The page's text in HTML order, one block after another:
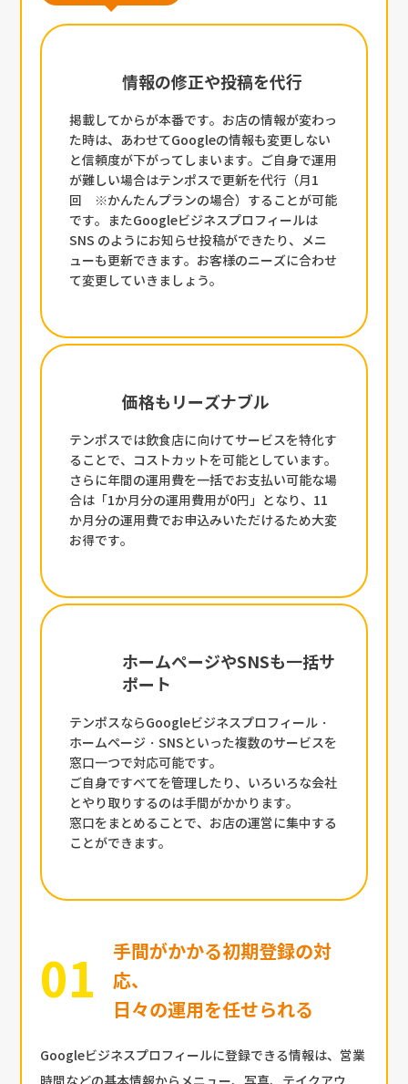
情報の修正や投稿を代行
掲載してからが本番です。お店の情報が変わっ
た時は、あわせてGoogleの情報も変更しない
と信頼度が下がってしまいます。ご自身で運用
が難しい場合はテンポスで更新を代行（月1
回 ※かんたんプランの場合）することが可能
です。またGoogleビジネスプロフィールは
SNS のようにお知らせ投稿ができたり、メニ
ューも更新できます。お客様のニーズに合わせ
て変更していきましょう。
価格もリーズナブル
テンポスでは飲食店に向けてサービスを特化す
ることで、コストカットを可能としています。
さらに年間の運用費を一括でお支払い可能な場
合は「1か月分の運用費用が0円」となり、11
か月分の運用費でお申込みいただけるため大変
お得です。
ホームページやSNSも一括サ
ポート
テンポスならGoogleビジネスプロフィール・
ホームページ・SNSといった複数のサービスを
窓口一つで対応可能です。
ご自身ですべてを管理したり、いろいろな会社
とやり取りするのは手間がかかります。
窓口をまとめることで、お店の運営に集中する
ことができます。
手間がかかる初期登録の対
応、
日々の運用を任せられる
Googleビジネスプロフィールに登録できる情報は、営業